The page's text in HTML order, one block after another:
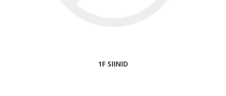
1F SIINID